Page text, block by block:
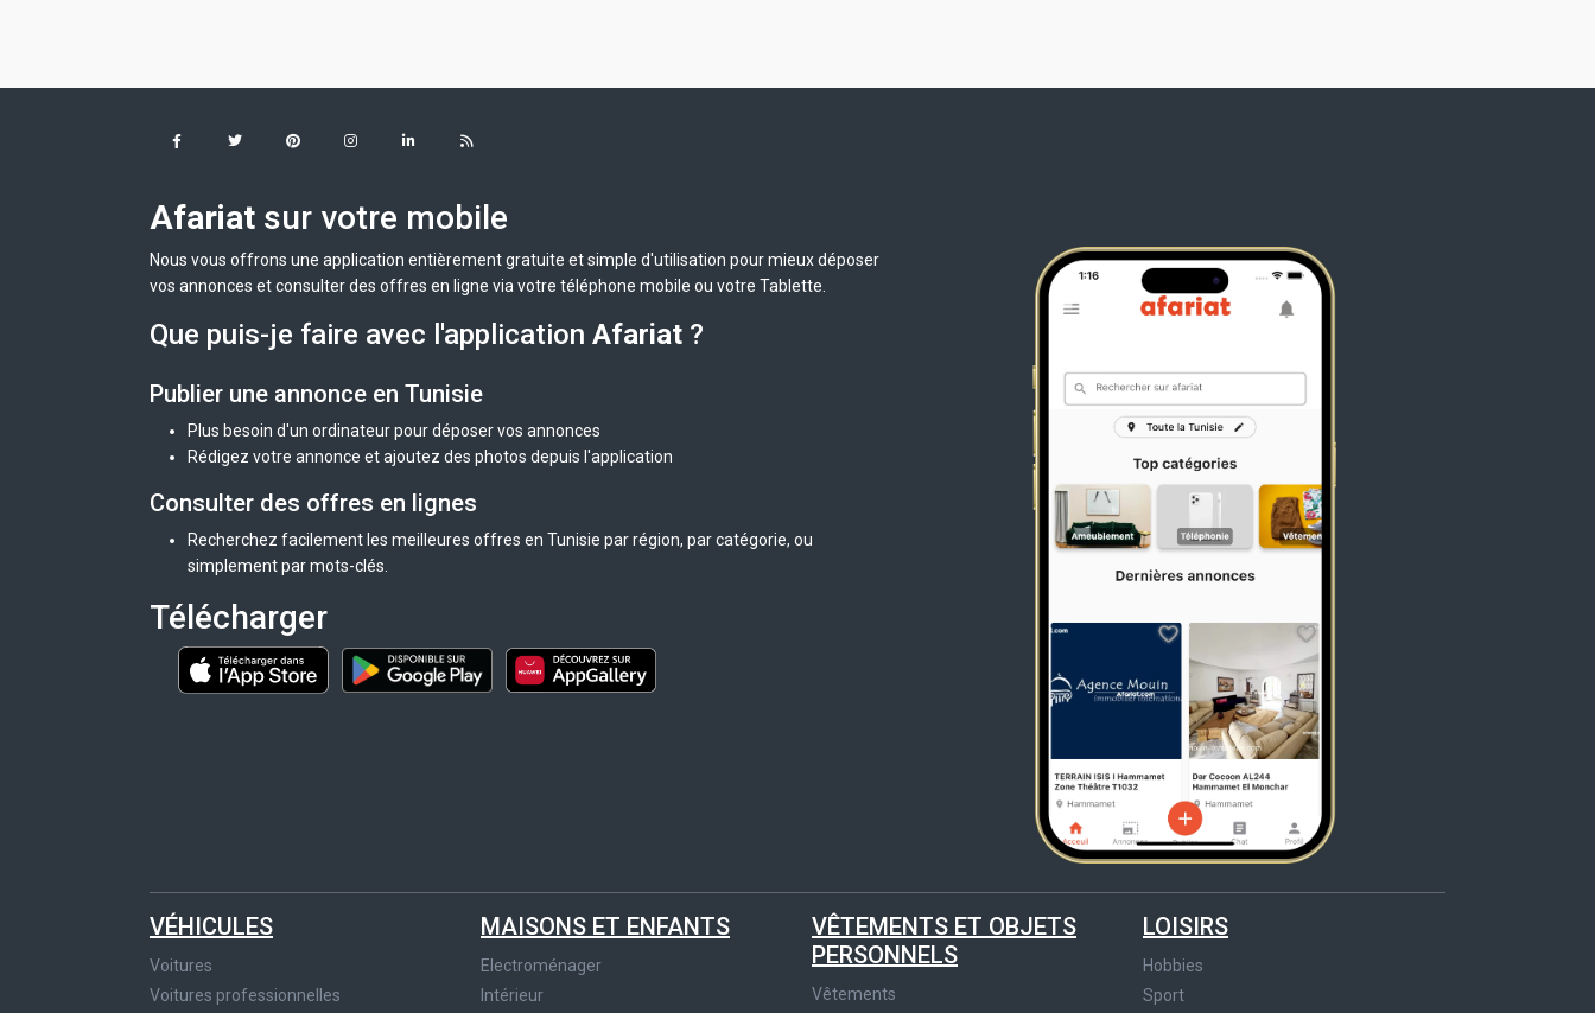
Afariat sur votre mobile
Nous vous offrons une application entièrement gratuite et simple d'utilisation pour mieux déposer
vos annonces et consulter des offres en ligne via votre téléphone mobile ou votre Tablette.
Que puis-je faire avec l'application Afariat ?
Publier une annonce en Tunisie
Plus besoin d'un ordinateur pour déposer vos annonces
Rédigez votre annonce et ajoutez des photos depuis l'application
Consulter des offres en lignes
Recherchez facilement les meilleures offres en Tunisie par région, par catégorie, ou
simplement par mots-clés.
Télécharger
VÉHICULES
Voitures
Voitures professionnelles
MAISONS ET ENFANTS
Electroménager
Intérieur
VÊTEMENTS ET OBJETS
PERSONNELS
Vêtements
LOISIRS
Hobbies
Sport